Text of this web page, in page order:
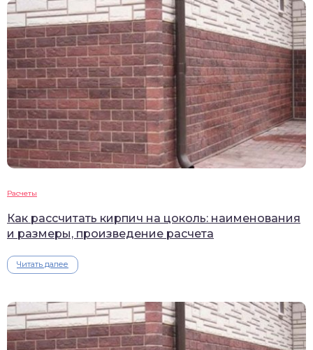
Расчеты
Как рассчитать кирпич на цоколь: наименования
и размеры, произведение расчета
Читать далее